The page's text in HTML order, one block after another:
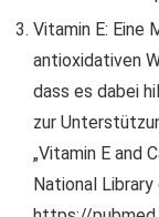
Vitamin E: Eine
antioxidativen
dass es dabei
zur
„Vitamin E and
National